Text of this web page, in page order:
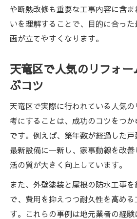
や断熱改修も重要な工事内容に含
いを理解することで、目的に合っ
画が立てやすくなります。
天竜区で人気のリフォ
ぶコツ
天竜区で実際に行われている人気
考にすることは、成功のコツをつ
です。例えば、築年数が経過した
最新設備に一新し、家事動線を改
活の質が大きく向上しています。
また、外壁塗装と屋根の防水工事
で、費用を抑えつつ耐久性を高め
す。これらの事例は地元業者の経